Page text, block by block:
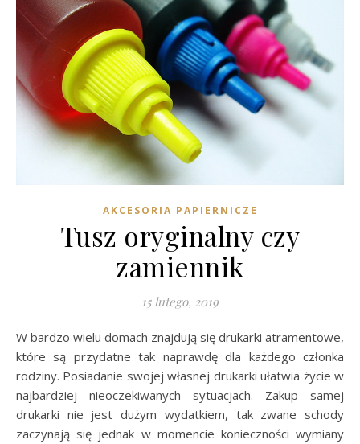
AKCESORIA PAPIERNICZE
Tusz oryginalny czy
zamiennik
15 lutego, 2019
W bardzo wielu domach znajdują się drukarki atramentowe,
które są przydatne tak naprawdę dla każdego członka
rodziny. Posiadanie swojej własnej drukarki ułatwia życie w
najbardziej nieoczekiwanych sytuacjach. Zakup samej
drukarki nie jest dużym wydatkiem, tak zwane schody
zaczynają się jednak w momencie konieczności wymiany